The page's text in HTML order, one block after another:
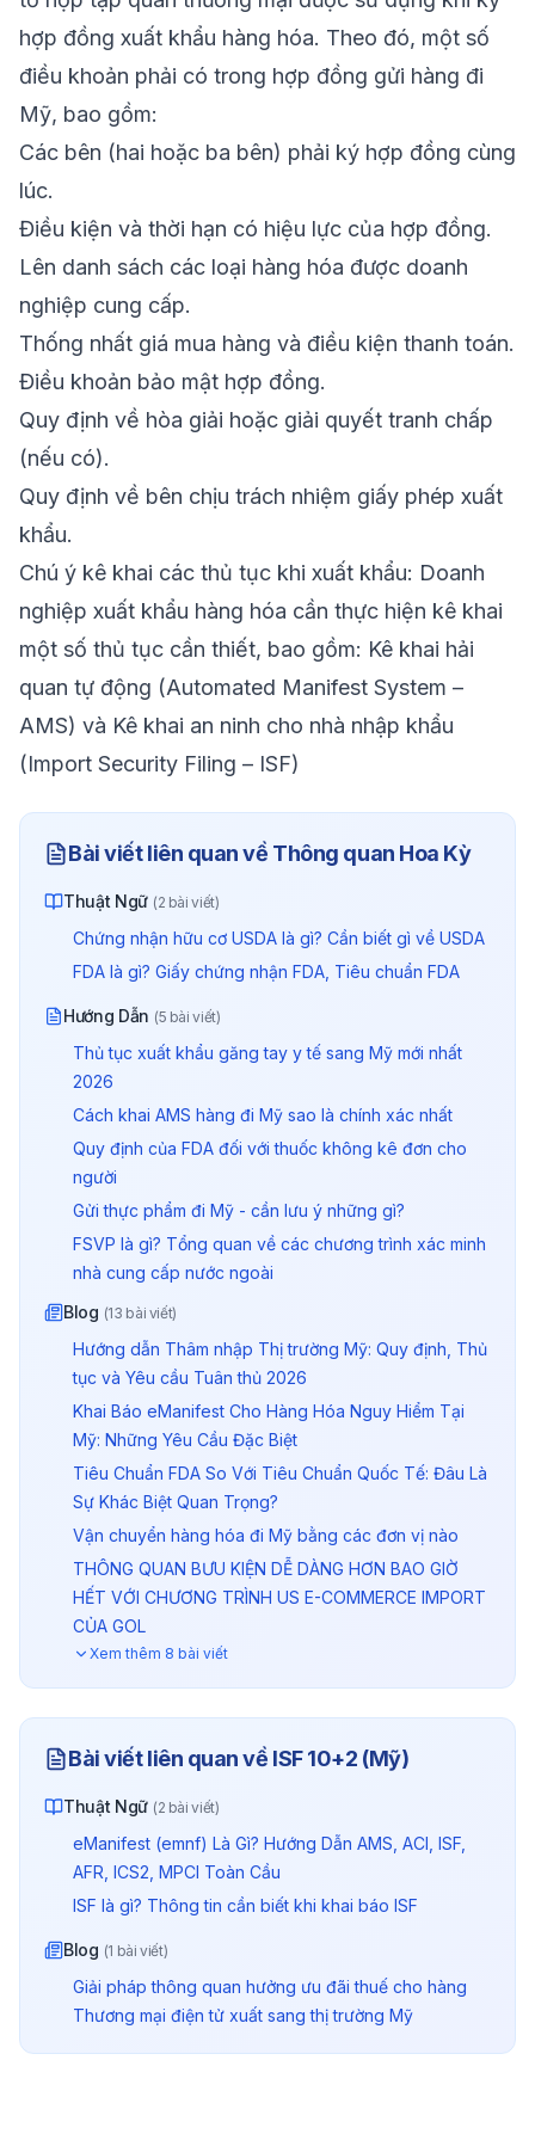
hợp đồng xuất khẩu hàng hóa. Theo đó, một số
điều khoản phải có trong hợp đồng gửi hàng đi
Mỹ, bao gồm:
Các bên (hai hoặc ba bên) phải ký hợp đồng cùng
lúc.
Điều kiện và thời hạn có hiệu lực của hợp đồng.
Lên danh sách các loại hàng hóa được doanh
nghiệp cung cấp.
Thống nhất giá mua hàng và điều kiện thanh toán.
Điều khoản bảo mật hợp đồng.
Quy định về hòa giải hoặc giải quyết tranh chấp
(nếu có).
Quy định về bên chịu trách nhiệm giấy phép xuất
khẩu.
Chú ý kê khai các thủ tục khi xuất khẩu: Doanh
nghiệp xuất khẩu hàng hóa cần thực hiện kê khai
một số thủ tục cần thiết, bao gồm: Kê khai hải
quan tự động (Automated Manifest System –
AMS) và Kê khai an ninh cho nhà nhập khẩu
(Import Security Filing – ISF)
Bài viết liên quan về Thông quan Hoa Kỳ
Thuật Ngữ (2 bài viết)
Chứng nhận hữu cơ USDA là gì? Cần biết gì về USDA
FDA là gì? Giấy chứng nhận FDA, Tiêu chuẩn FDA
Hướng Dẫn (5 bài viết)
Thủ tục xuất khẩu găng tay y tế sang Mỹ mới nhất
2026
Cách khai AMS hàng đi Mỹ sao là chính xác nhất
Quy định của FDA đối với thuốc không kê đơn cho
người
Gửi thực phẩm đi Mỹ - cần lưu ý những gì?
FSVP là gì? Tổng quan về các chương trình xác minh
nhà cung cấp nước ngoài
Blog (13 bài viết)
Hướng dẫn Thâm nhập Thị trường Mỹ: Quy định, Thủ
tục và Yêu cầu Tuân thủ 2026
Khai Báo eManifest Cho Hàng Hóa Nguy Hiểm Tại
Mỹ: Những Yêu Cầu Đặc Biệt
Tiêu Chuẩn FDA So Với Tiêu Chuẩn Quốc Tế: Đâu Là
Sự Khác Biệt Quan Trọng?
Vận chuyển hàng hóa đi Mỹ bằng các đơn vị nào
THÔNG QUAN BƯU KIỆN DỄ DÀNG HƠN BAO GIỜ
HẾT VỚI CHƯƠNG TRÌNH US E-COMMERCE IMPORT
CỦA GOL
Thông quan Mỹ hưởng ưu đãi thuế với Chương trình
Xem thêm 8 bài viết
Bài viết liên quan về ISF 10+2 (Mỹ)
Thuật Ngữ (2 bài viết)
eManifest (emnf) Là Gì? Hướng Dẫn AMS, ACI, ISF,
AFR, ICS2, MPCI Toàn Cầu
ISF là gì? Thông tin cần biết khi khai báo ISF
Blog (1 bài viết)
Giải pháp thông quan hưởng ưu đãi thuế cho hàng
Thương mại điện tử xuất sang thị trường Mỹ